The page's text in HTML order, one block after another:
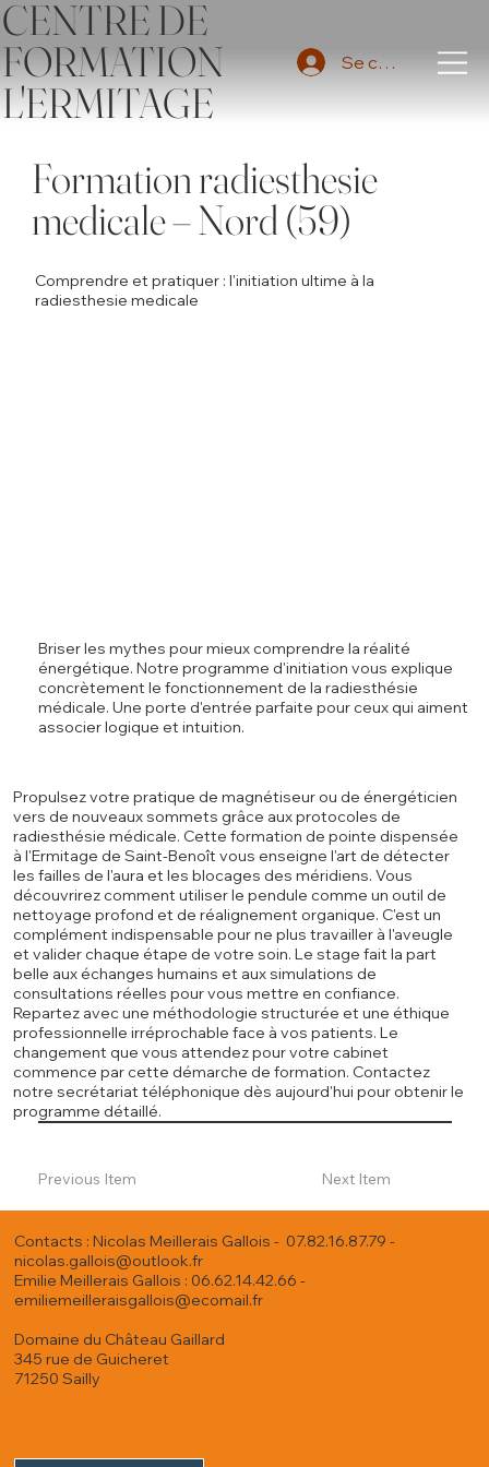
CENTRE DE
FORMATION
L'ERMITAGE
Se connecter
Formation radiesthesie
medicale – Nord (59)
Comprendre et pratiquer : l'initiation ultime à la
radiesthesie medicale
Briser les mythes pour mieux comprendre la réalité
énergétique. Notre programme d'initiation vous explique
concrètement le fonctionnement de la radiesthésie
médicale. Une porte d'entrée parfaite pour ceux qui aiment
associer logique et intuition.
Propulsez votre pratique de magnétiseur ou de énergéticien
vers de nouveaux sommets grâce aux protocoles de
radiesthésie médicale. Cette formation de pointe dispensée
à l'Ermitage de Saint-Benoît vous enseigne l'art de détecter
les failles de l'aura et les blocages des méridiens. Vous
découvrirez comment utiliser le pendule comme un outil de
nettoyage profond et de réalignement organique. C'est un
complément indispensable pour ne plus travailler à l'aveugle
et valider chaque étape de votre soin. Le stage fait la part
belle aux échanges humains et aux simulations de
consultations réelles pour vous mettre en confiance.
Repartez avec une méthodologie structurée et une éthique
professionnelle irréprochable face à vos patients. Le
changement que vous attendez pour votre cabinet
commence par cette démarche de formation. Contactez
notre secrétariat téléphonique dès aujourd'hui pour obtenir le
programme détaillé.
Previous Item Next Item
Contacts : Nicolas Meillerais Gallois - 07.82.16.87.79 -
nicolas.gallois@outlook.fr
Emilie Meillerais Gallois : 06.62.14.42.66 -
emiliemeilleraisgallois@ecomail.fr
Domaine du Château Gaillard
345 rue de Guicheret
71250 Sailly